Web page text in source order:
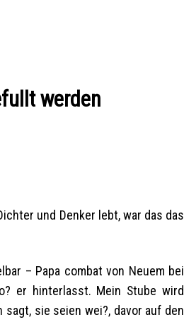
werden
und Denker lebt, war das das
– Papa combat von Neuem bei
er hinterlasst. Mein Stube wird
sie seien wei?, davor auf den